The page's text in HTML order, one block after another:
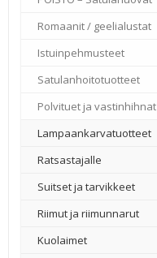
Romaanit / geelialustat
Istuinpehmusteet
Satulanhoitotuotteet
Polvituet ja vastinhihnat
Lampaankarvatuotteet
Ratsastajalle
Suitset ja tarvikkeet
Riimut ja riimunnarut
Kuolaimet